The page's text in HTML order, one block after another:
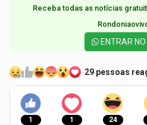
Receba todas as notícias
ENTRAR
29 pessoas
1 1 24